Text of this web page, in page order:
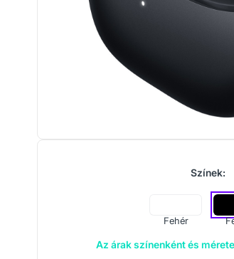
Színek:
Fehér
Az árak színenként és